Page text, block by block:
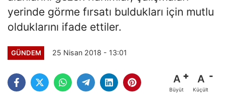
yerinde görme fırsatı buldukları için mutlu
olduklarını ifade ettiler.
GÜNDEM 25 Nisan 2018 - 13:01
A
Büyüt
A
Küçült